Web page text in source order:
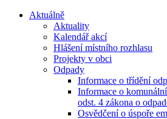
Aktuálně
Aktuality
Kalendář akcí
Hlášení místního rozhlasu
Projekty v obci
Odpady
Informace o třídění
Informace o
odst. 4 zákona o
Osvědčení o úspoře